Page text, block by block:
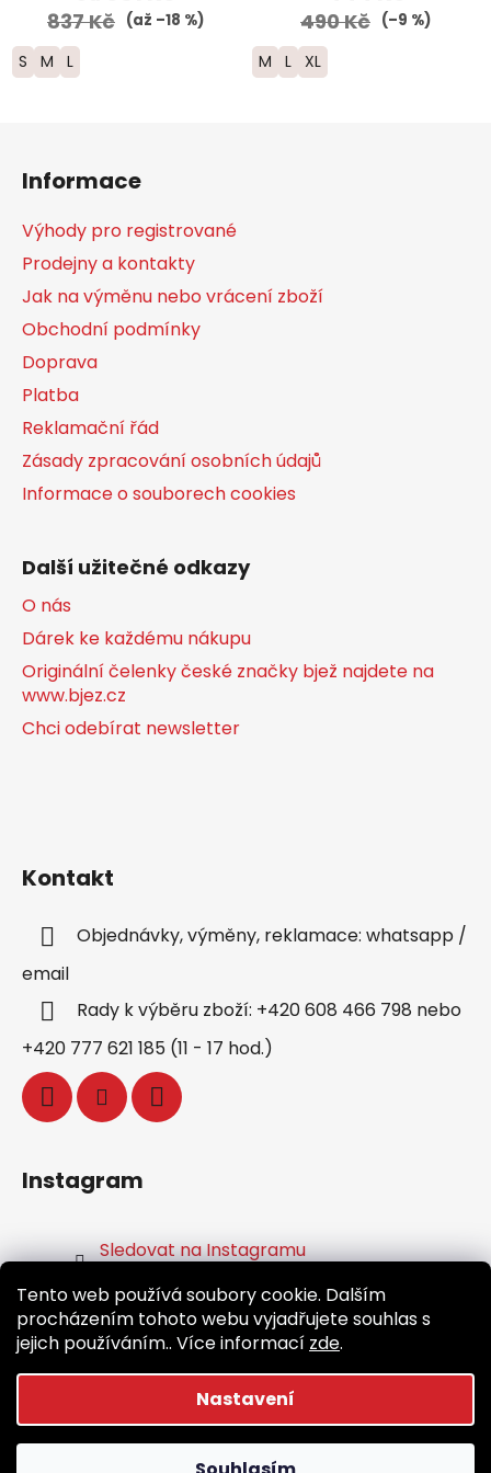
Tento web používá soubory cookie. Dalším
procházením tohoto webu vyjadřujete souhlas s
jejich používáním.. Více informací zde.
Nastavení
837 Kč (až –18 %)
S M L
490 Kč (–9 %)
M L XL
Informace
Výhody pro registrované
Prodejny a kontakty
Jak na výměnu nebo vrácení zboží
Obchodní podmínky
Doprava
Platba
Reklamační řád
Zásady zpracování osobních údajů
Informace o souborech cookies
Další užitečné odkazy
O nás
Dárek ke každému nákupu
Originální čelenky české značky bjež najdete na
www.bjez.cz
Chci odebírat newsletter
Kontakt
Objednávky, výměny, reklamace: whatsapp /
email
Rady k výběru zboží: +420 608 466 798 nebo
+420 777 621 185 (11 - 17 hod.)
Instagram
Sledovat na Instagramu
Facebook
Vytvořil Shoptet